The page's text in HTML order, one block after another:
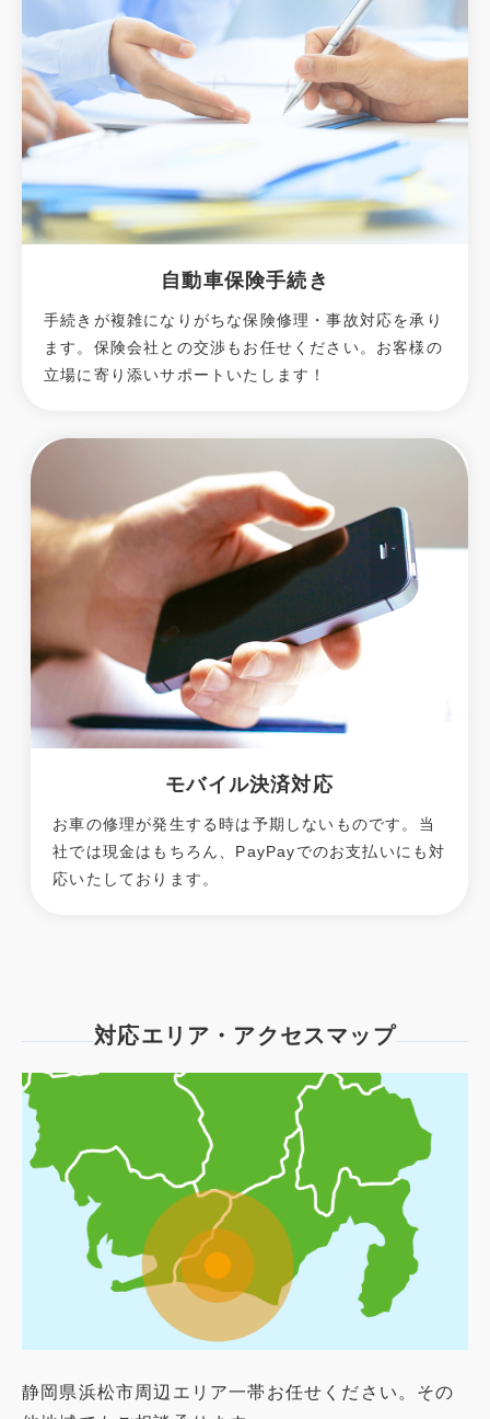
自動車保険手続き
手続きが複雑になりがちな保険修理・事故対応を承り
ます。保険会社との交渉もお任せください。お客様の
立場に寄り添いサポートいたします！
モバイル決済対応
お車の修理が発生する時は予期しないものです。当
社では現金はもちろん、PayPayでのお支払いにも対
応いたしております。
対応エリア・アクセスマップ
静岡県浜松市周辺エリア一帯お任せください。その